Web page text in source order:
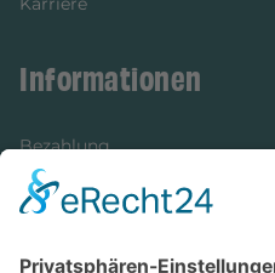
Informationen
Bezahlung
Newsletter
Versandinformationen